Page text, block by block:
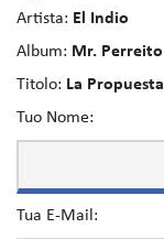
Artista: El Indio
Album: Mr. Perreito
Titolo: La Propuesta
Tuo Nome:
Tua E-Mail: